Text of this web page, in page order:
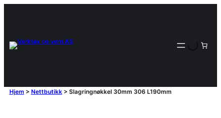
Hjem > Nettbutikk> Slagringnøkkel 30mm 306 L190mm